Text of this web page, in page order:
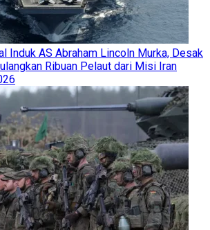
Induk AS Abraham Lincoln Murka, Desak
Ribuan Pelaut dari Misi Iran